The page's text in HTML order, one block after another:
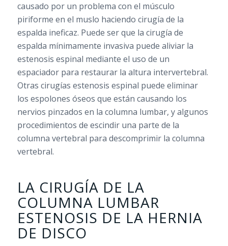
causado por un problema con el músculo
piriforme en el muslo haciendo cirugía de la
espalda ineficaz. Puede ser que la cirugía de
espalda mínimamente invasiva puede aliviar la
estenosis espinal mediante el uso de un
espaciador para restaurar la altura intervertebral.
Otras cirugías estenosis espinal puede eliminar
los espolones óseos que están causando los
nervios pinzados en la columna lumbar, y algunos
procedimientos de escindir una parte de la
columna vertebral para descomprimir la columna
vertebral.
LA CIRUGÍA DE LA
COLUMNA LUMBAR
ESTENOSIS DE LA HERNIA
DE DISCO